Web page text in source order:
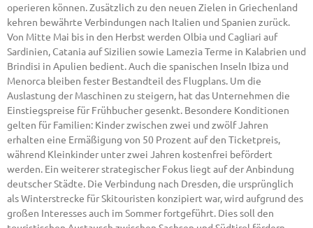
operieren können. Zusätzlich zu den neuen Zielen in Griechenland
kehren bewährte Verbindungen nach Italien und Spanien zurück.
Von Mitte Mai bis in den Herbst werden Olbia und Cagliari auf
Sardinien, Catania auf Sizilien sowie Lamezia Terme in Kalabrien und
Brindisi in Apulien bedient. Auch die spanischen Inseln Ibiza und
Menorca bleiben fester Bestandteil des Flugplans. Um die
Auslastung der Maschinen zu steigern, hat das Unternehmen die
Einstiegspreise für Frühbucher gesenkt. Besondere Konditionen
gelten für Familien: Kinder zwischen zwei und zwölf Jahren
erhalten eine Ermäßigung von 50 Prozent auf den Ticketpreis,
während Kleinkinder unter zwei Jahren kostenfrei befördert
werden. Ein weiterer strategischer Fokus liegt auf der Anbindung
deutscher Städte. Die Verbindung nach Dresden, die ursprünglich
als Winterstrecke für Skitouristen konzipiert war, wird aufgrund des
großen Interesses auch im Sommer fortgeführt. Dies soll den